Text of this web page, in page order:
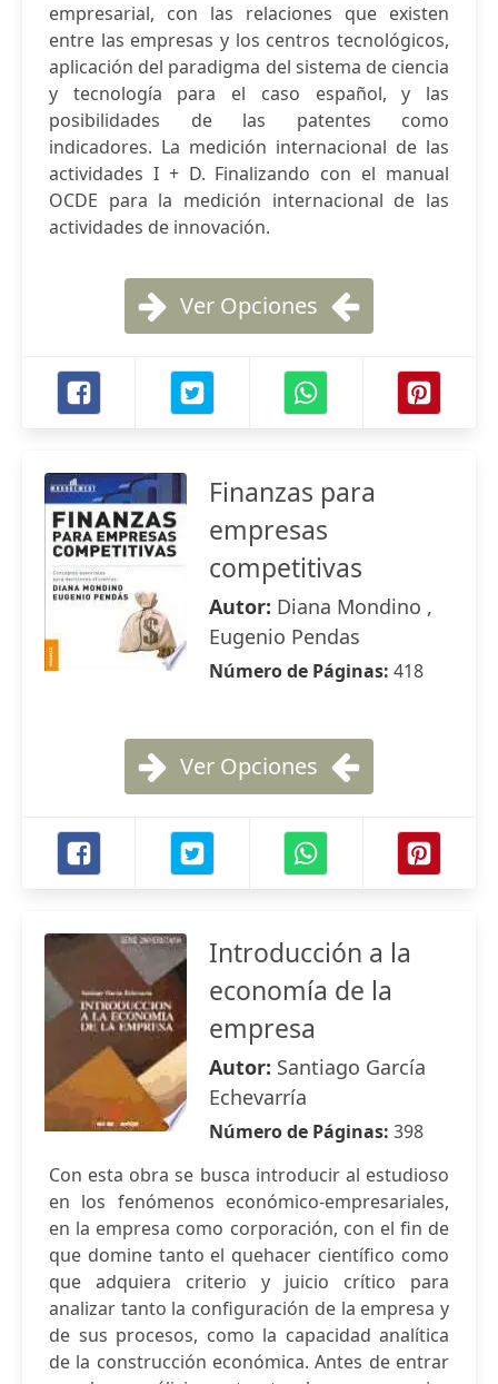
empresarial, con las relaciones que existen
entre las empresas y los centros tecnológicos,
aplicación del paradigma del sistema de ciencia
y tecnología para el caso español, y las
posibilidades de las patentes como
indicadores. La medición internacional de las
actividades I + D. Finalizando con el manual
OCDE para la medición internacional de las
actividades de innovación.
Ver Opciones
Finanzas para
empresas
competitivas
Autor: Diana Mondino ,
Eugenio Pendas
Número de Páginas: 418
Ver Opciones
Introducción a la
economía de la
empresa
Autor: Santiago García
Echevarría
Número de Páginas: 398
Con esta obra se busca introducir al estudioso
en los fenómenos económico-empresariales,
en la empresa como corporación, con el fin de
que domine tanto el quehacer científico como
que adquiera criterio y juicio crítico para
analizar tanto la configuración de la empresa y
de sus procesos, como la capacidad analítica
de la construcción económica. Antes de entrar